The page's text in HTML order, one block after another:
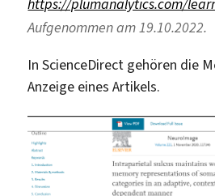
Aufgenommen am 19.10.2022.
In ScienceDirect gehören die
Anzeige eines Artikels.